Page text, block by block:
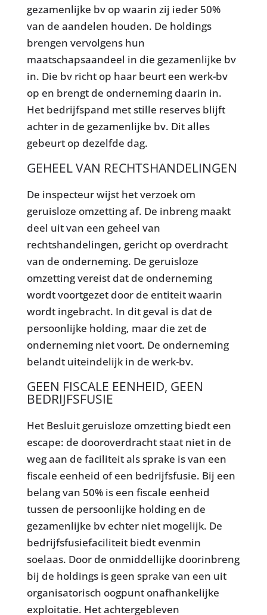
gezamenlijke bv op waarin zij ieder 50%
van de aandelen houden. De holdings
brengen vervolgens hun
maatschapsaandeel in die gezamenlijke bv
in. Die bv richt op haar beurt een werk-bv
op en brengt de onderneming daarin in.
Het bedrijfspand met stille reserves blijft
achter in de gezamenlijke bv. Dit alles
gebeurt op dezelfde dag.
GEHEEL VAN RECHTSHANDELINGEN
De inspecteur wijst het verzoek om
geruisloze omzetting af. De inbreng maakt
deel uit van een geheel van
rechtshandelingen, gericht op overdracht
van de onderneming. De geruisloze
omzetting vereist dat de onderneming
wordt voortgezet door de entiteit waarin
wordt ingebracht. In dit geval is dat de
persoonlijke holding, maar die zet de
onderneming niet voort. De onderneming
belandt uiteindelijk in de werk-bv.
GEEN FISCALE EENHEID, GEEN
BEDRIJFSFUSIE
Het Besluit geruisloze omzetting biedt een
escape: de dooroverdracht staat niet in de
weg aan de faciliteit als sprake is van een
fiscale eenheid of een bedrijfsfusie. Bij een
belang van 50% is een fiscale eenheid
tussen de persoonlijke holding en de
gezamenlijke bv echter niet mogelijk. De
bedrijfsfusiefaciliteit biedt evenmin
soelaas. Door de onmiddellijke doorinbreng
bij de holdings is geen sprake van een uit
organisatorisch oogpunt onafhankelijke
exploitatie. Het achtergebleven